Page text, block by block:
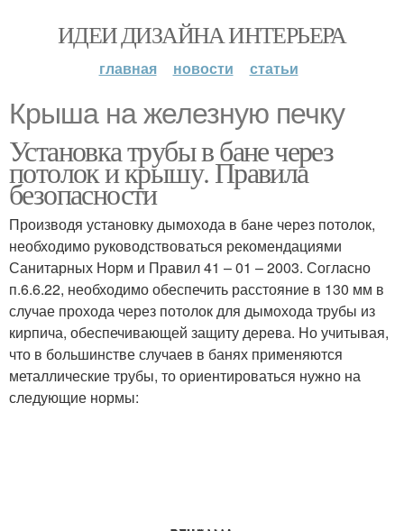
ИДЕИ ДИЗАЙНА ИНТЕРЬЕРА
главная новости статьи
Крыша на железную печку
Установка трубы в бане через
потолок и крышу. Правила
безопасности
Производя установку дымохода в бане через потолок,
необходимо руководствоваться рекомендациями
Санитарных Норм и Правил 41 – 01 – 2003. Согласно
п.6.6.22, необходимо обеспечить расстояние в 130 мм в
случае прохода через потолок для дымохода трубы из
кирпича, обеспечивающей защиту дерева. Но учитывая,
что в большинстве случаев в банях применяются
металлические трубы, то ориентироваться нужно на
следующие нормы: